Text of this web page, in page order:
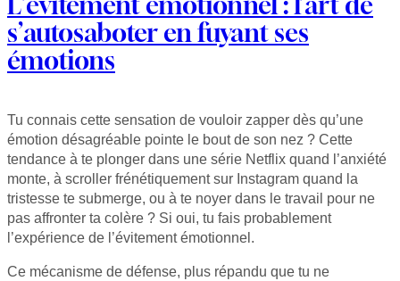
s’autosaboter en fuyant ses
émotions
Tu connais cette sensation de vouloir zapper dès qu’une
émotion désagréable pointe le bout de son nez ? Cette
tendance à te plonger dans une série Netflix quand l’anxiété
monte, à scroller frénétiquement sur Instagram quand la
tristesse te submerge, ou à te noyer dans le travail pour ne
pas affronter ta colère ? Si oui, tu fais probablement
l’expérience de l’évitement émotionnel.
Ce mécanisme de défense, plus répandu que tu ne